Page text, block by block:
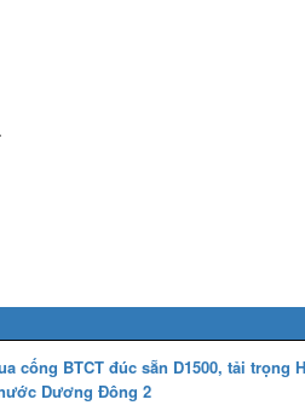
cống BTCT đúc sẵn D1500, tải trọng
Dương Đông 2